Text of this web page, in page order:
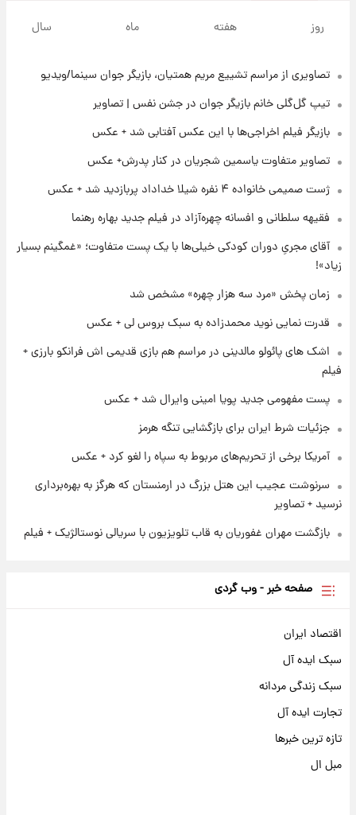
نام خودرو، مبلغ پیش پرداخت و زمان تحویل |
۱ روز پیش
کار استقلال و رامین رضاییان رسما تمام شد +
عکس / خداحافظی صمیمانه آبی ها با رامین!
۱ روز پیش
آتش اختلاف در اینستاگرام؛ تمجید از حردانی به
مذاق رضاییان خوش نیامد+عکس
۱ روز پیش
پروین اعتصامی در دوران نوجوانی؛ اواخر دهه
۱۲۹۰ شمسی
هسته‌ای در آسمان ظاهر شد
روز هفته ماه سال
تصاویری از مراسم تشییع مریم همتیان، بازیگر جوان سینما/ویدیو
تیپ گل‌گلی خانم بازیگر جوان در جشن نفس | تصاویر
بازیگر فیلم اخراجی‌ها با این عکس آفتابی شد + عکس
تصاویر متفاوت یاسمین شجریان در کنار پدرش+ عکس
ژست صمیمی خانواده ۴ نفره شیلا خداداد پربازدید شد + عکس
فقیهه سلطانی و افسانه چهره‌آزاد در فیلم جدید بهاره رهنما
آقای مجریِ دوران کودکی خیلی‌ها با یک پست متفاوت؛ «غمگینم بسیار
زیاد»!
زمان پخش «مرد سه هزار چهره» مشخص شد
قدرت نمایی نوید محمدزاده به سبک بروس لی + عکس
اشک های پائولو مالدینی در مراسم هم بازی قدیمی اش فرانکو بارزی +
فیلم
پست مفهومی جدید پویا امینی وایرال شد + عکس
جزئیات شرط ایران برای بازگشایی تنگه هرمز
آمریکا برخی از تحریم‌های مربوط به سپاه را لغو کرد + عکس
سرنوشت عجیب این هتل بزرگ در ارمنستان که هرگز به بهره‌برداری
نرسید + تصاویر
بازگشت مهران غفوریان به قاب تلویزیون با سریالی نوستالژیک + فیلم
صفحه خبر - وب گردی
اقتصاد ایران
سبک ایده آل
سبک زندگی مردانه
تجارت ایده آل
تازه ترین خبرها
مبل ال